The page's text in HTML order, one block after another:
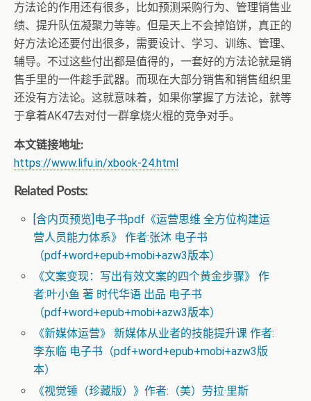
方法论的作用还有很多，比如预测采购行为、管理销售业
绩、提升队伍凝聚力等等。但是天上不会掉馅饼，真正的
好方法论还要付出很多，需要设计、学习、训练、管理、
辅导。不过这些付出都是值得的，一套好的方法论就是销
售手里的一件趁手武器。而现在大部分销售和销售组织里
还没有方法论。这就意味着，如果你掌握了方法论，就等
于拿着AK47去对付一群拿烧火棍的竞争对手。
本文链接地址:
https://www.lifu.in/xbook-24.html
Related Posts:
[含内页预览]电子书pdf《运营思维 全方位构建运
营人员能力体系》 作者:张沐 电子书
（pdf+word+epub+mobi+azw3版本）
《文案变现：写出有效文案的四个黄金步骤》 作
者:叶小鱼 著 时代华语 出品 电子书
（pdf+word+epub+mobi+azw3版本）
《新媒体运营》 新媒体从业者的技能提升课 作者:
李东临 电子书（pdf+word+epub+mobi+azw3版
本）
《视觉锤（珍藏版）》作者:（美）劳拉·里斯